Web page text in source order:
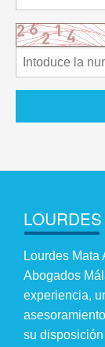
Lourdes Mata
Abogados
experiencia,
su